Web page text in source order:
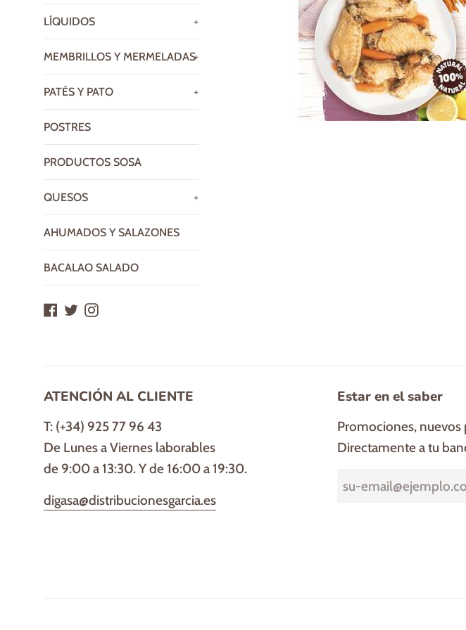
LÍQUIDOS +
MEMBRILLOS Y MERMELADAS+
PATÉS Y PATO +
POSTRES
PRODUCTOS SOSA
QUESOS +
AHUMADOS Y SALAZONES
BACALAO SALADO
Facebook
TwitterInstagram
ATENCIÓN AL CLIENTE
T: (+34) 925 77 96 43
De Lunes a Viernes laborables
de 9:00 a 13:30. Y de 16:00 a 19:30.
digasa@distribucionesgarcia.es
Estar en el saber
Promociones,
Directamente a tu